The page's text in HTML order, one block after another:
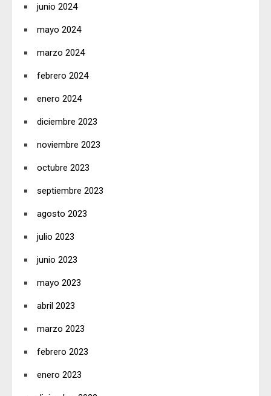
junio 2024
mayo 2024
marzo 2024
febrero 2024
enero 2024
diciembre 2023
noviembre 2023
octubre 2023
septiembre 2023
agosto 2023
julio 2023
junio 2023
mayo 2023
abril 2023
marzo 2023
febrero 2023
enero 2023